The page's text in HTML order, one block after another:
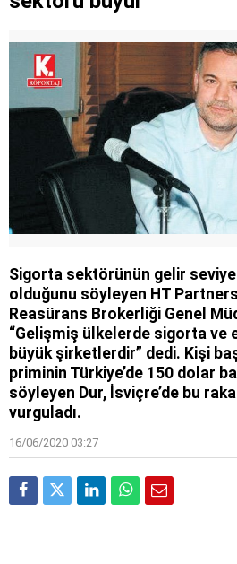
Sigorta sektörünün gelir
olduğunu söyleyen HT
Reasürans Brokerliği Genel
“Gelişmiş ülkelerde sigorta ve
büyük şirketlerdir” dedi. Kişi
priminin Türkiye’de 150 dolar
söyleyen Dur, İsviçre’de bu
vurguladı.
16/06/2020 03:27